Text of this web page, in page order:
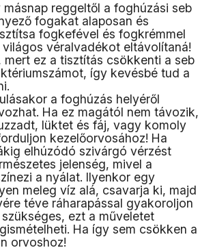
másnap reggeltől a foghúzási seb
fogakat alaposan és
fogkefével és fogkrémmel
véralvadékot eltávolítaná!
mert ez a tisztítás csökkenti a seb
így kevésbé tud a
a foghúzás helyéről
Ha ez magától nem távozik,
lüktet és fáj, vagy komoly
kezelőorvosához! Ha
elhúzódó szivárgó vérzést
jelenség, mivel a
a nyálat. Ilyenkor egy
meleg víz alá, csavarja ki, majd
téve ráharapással gyakoroljon
ezt a műveletet
Ha így sem csökken a
orvoshoz!